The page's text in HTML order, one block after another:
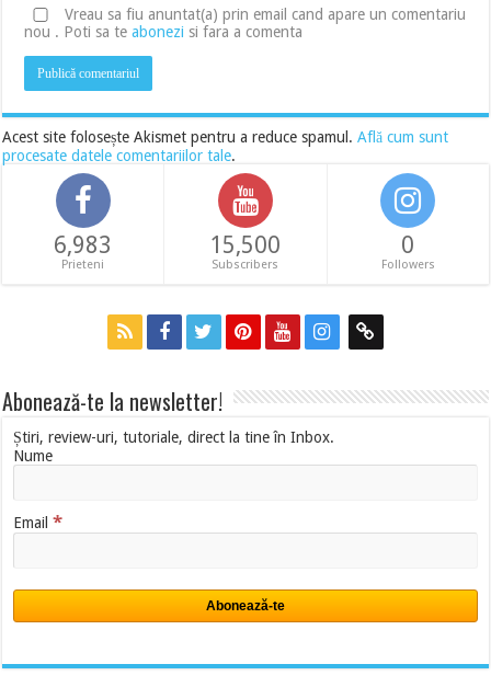
Vreau sa fiu anuntat(a) prin email cand apare un comentariu
nou . Poti sa teabonezi si fara a comenta
Acest site folosește Akismet pentru a reduce spamul.Află cum sunt
procesate datele comentariilor tale.
6,983
Prieteni
15,500
Subscribers
0
Followers
Abonează-te la newsletter!
Știri, review-uri, tutoriale, direct la tine în Inbox.
Nume
Email*